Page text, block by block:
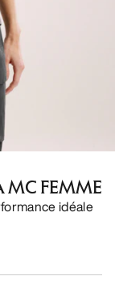
MC FEMME
idéale